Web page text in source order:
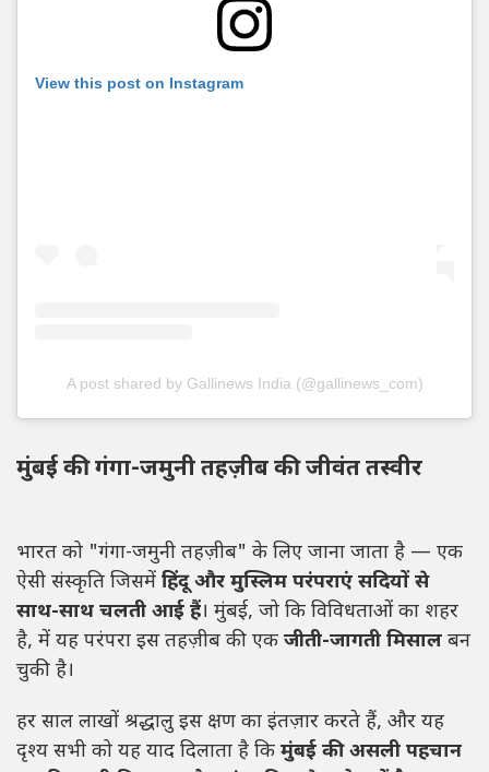
View this post on Instagram
A post shared by Gallinews India (@gallinews_com)
मुंबई की गंगा-जमुनी तहज़ीब की जीवंत तस्वीर
भारत को "गंगा-जमुनी तहज़ीब" के लिए जाना जाता है — एक
ऐसी संस्कृति जिसमें हिंदू और मुस्लिम परंपराएं सदियों से
साथ-साथ चलती आई हैं। मुंबई, जो कि विविधताओं का शहर
है, में यह परंपरा इस तहज़ीब की एक जीती-जागती मिसाल बन
चुकी है।
हर साल लाखों श्रद्धालु इस क्षण का इंतज़ार करते हैं, और यह
दृश्य सभी को यह याद दिलाता है कि मुंबई की असली पहचान